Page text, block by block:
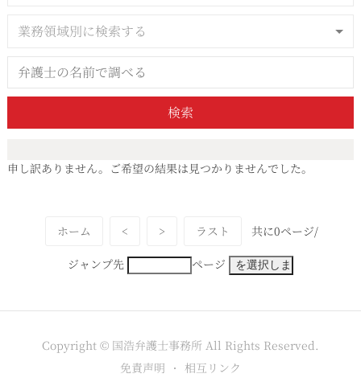
業務領域別に検索する
検索
申し訳ありません。ご希望の結果は見つかりませんでした。
ホーム < > ラスト 共に0ページ/
ジャンプ先 ページ
Copyright © 国浩弁護士事務所 All Rights Reserved.
免責声明
相互リンク